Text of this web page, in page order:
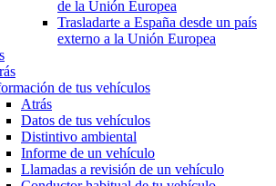
de la Unión Europea
Trasladarte a España desde un país
externo a la Unión Europea
de tus vehículos
Atrás
Datos de tus vehículos
Distintivo ambiental
Informe de un vehículo
Llamadas a revisión de un vehículo